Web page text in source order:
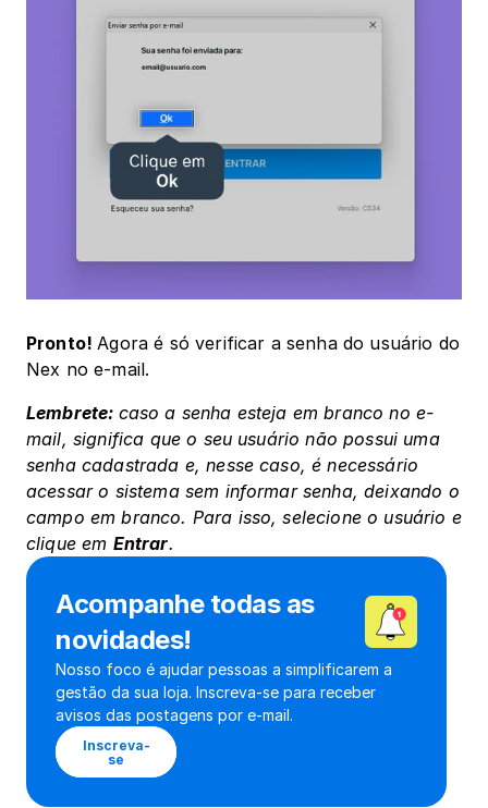
Pronto! Agora é só verificar a senha do usuário do
Nex no e-mail.
Lembrete: caso a senha esteja em branco no e-
mail, significa que o seu usuário não possui uma
senha cadastrada e, nesse caso, é necessário
acessar o sistema sem informar senha, deixando o
campo em branco. Para isso, selecione o usuário e
clique em Entrar.
Acompanhe todas as
novidades!
Nosso foco é ajudar pessoas a simplificarem a
gestão da sua loja. Inscreva-se para receber
avisos das postagens por e-mail.
Inscreva-
se